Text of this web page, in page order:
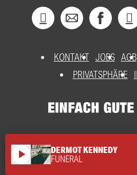
KONTAKT JOBS AGB
PRIVATSPHÄRE
play_arrow DERMOT KENNEDY
FUNERAL